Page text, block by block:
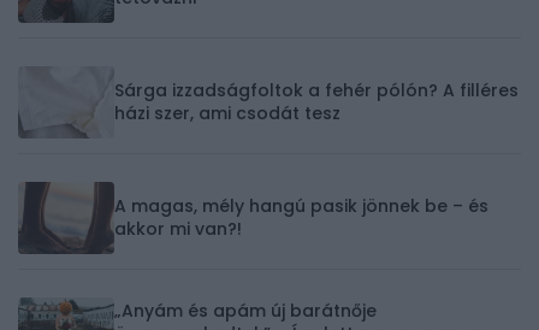
Sárga izzadságfoltok a fehér pólón? A filléres
házi szer, ami csodát tesz
A magas, mély hangú pasik jönnek be – és
akkor mi van?!
„Anyám és apám új barátnője